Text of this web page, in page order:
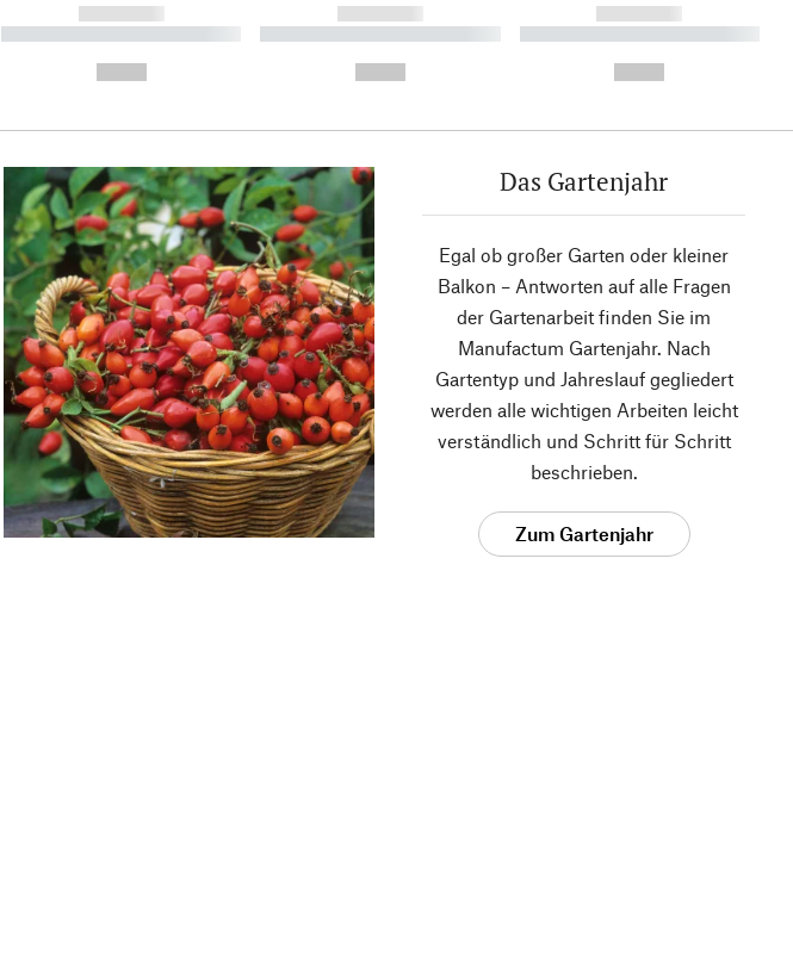
------------
----------- ----------- ----------
------------
----------- ----------- ----------
------------
----------- ----------- ----------
Das Gartenjahr
Egal ob großer Garten oder kleiner
Balkon – Antworten auf alle Fragen
der Gartenarbeit finden Sie im
Manufactum Gartenjahr. Nach
Gartentyp und Jahreslauf gegliedert
werden alle wichtigen Arbeiten leicht
verständlich und Schritt für Schritt
beschrieben.
Zum Gartenjahr